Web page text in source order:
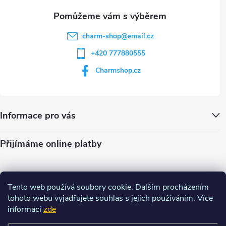
Tento web používá soubory cookie. Dalším procházením
tohoto webu vyjadřujete souhlas s jejich používáním. Více
informacízde
charm-shop@email.cz
+420 777880555
Charmshop.cz
Informace pro vás
Přijímáme online platby